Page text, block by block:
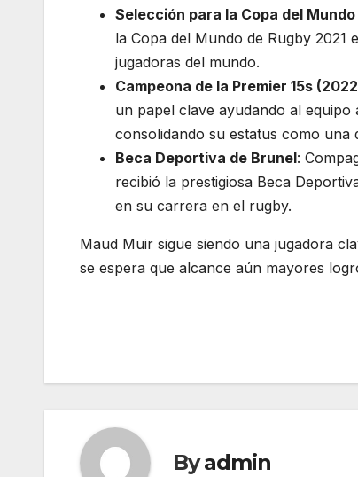
Selección para la Copa del
la Copa del Mundo de Rugby
jugadoras del mundo.
Campeona de la Premier 15s
un papel clave ayudando al
consolidando su estatus como una
Beca Deportiva de Brunel:
recibió la prestigiosa Beca
en su carrera en el rugby.
Maud Muir sigue siendo una jugadora
se espera que alcance aún mayores
Byadmin